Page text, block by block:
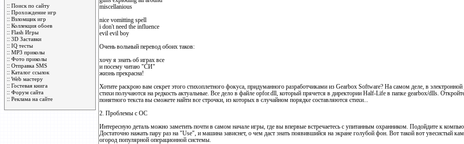
:: Поиск по сайту
:: Прохождение игр
:: Взломщик игр
:: Коллекция обоев
:: Flash Игры
:: 3D Заставки
:: IQ тесты
:: MP3 приколы
:: Фото приколы
:: Отправка SMS
:: Каталог ссылок
:: Web мастеру
:: Гостевая книга
:: Форум сайта
:: Реклама на сайте
miscellanious
nice vomitting spell
i don't need the influence
evil evil boy
Очень вольный перевод обоих таков:
хочу я знать об играх все
и посему читаю "СИ"
жизнь прекрасна!
Хотите раскрою вам секрет этого стихоплетного фокуса, придуманного разработчиками из Gearbox Software? На самом деле, в
стихи получаются на редкость актуальные. Все дело в файле opfor.dll, который прячется в директории Half-Life в папке gearbox/dlls.
понятного текста вы сможете найти все строчки, из которых в случайном порядке составляются стихи...
2. Проблемы с ОС
Интересную деталь можно заметить почти в самом начале игры, где вы впервые встречаетесь с упитанным охранником. Подойдите к
Достаточно нажать пару раз на "Use", и машина зависнет, о чем даст знать появившийся на экране голубой фон. Вот такой вот увесистый
огород популярной операционной системы.